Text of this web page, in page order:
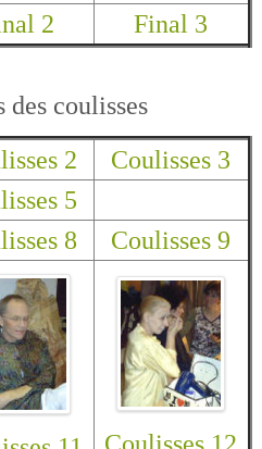
2 Final 3
des coulisses
2
Coulisses 3
5
8 Coulisses 9